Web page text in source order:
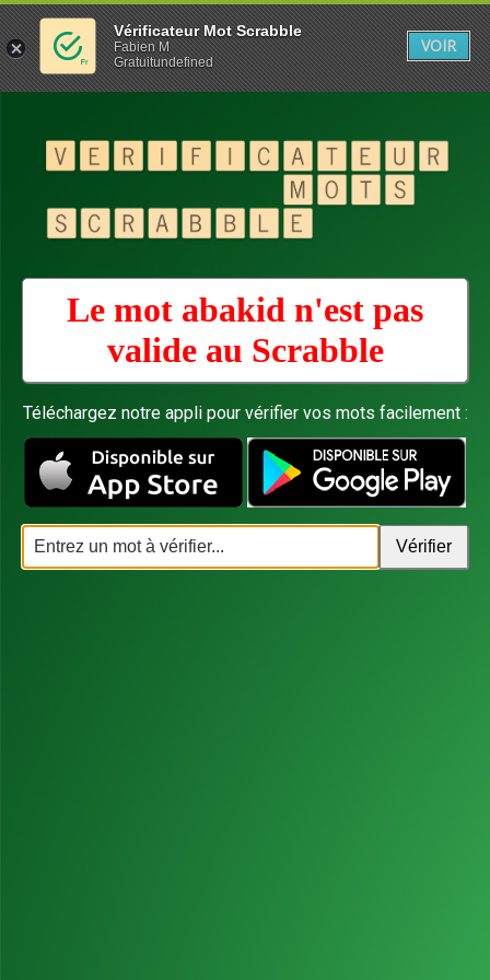
Le mot abakid n'est pas
valide au Scrabble
Téléchargez notre appli pour vérifier vos mots facilement :
Vérificateur Mot Scrabble
Fabien M
Gratuitundefined
VOIR